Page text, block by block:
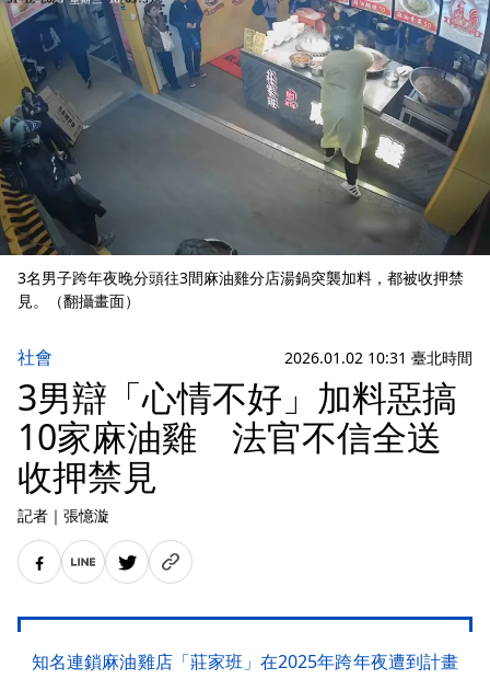
3名男子跨年夜晚分頭往3間麻油雞分店湯鍋突襲加料，都被收押禁
見。（翻攝畫面）
社會 2026.01.02 10:31 臺北時間
3男辯「心情不好」加料惡搞
10家麻油雞 法官不信全送
收押禁見
記者 ｜ 張憶漩
知名連鎖麻油雞店「莊家班」在2025年跨年夜遭到計畫